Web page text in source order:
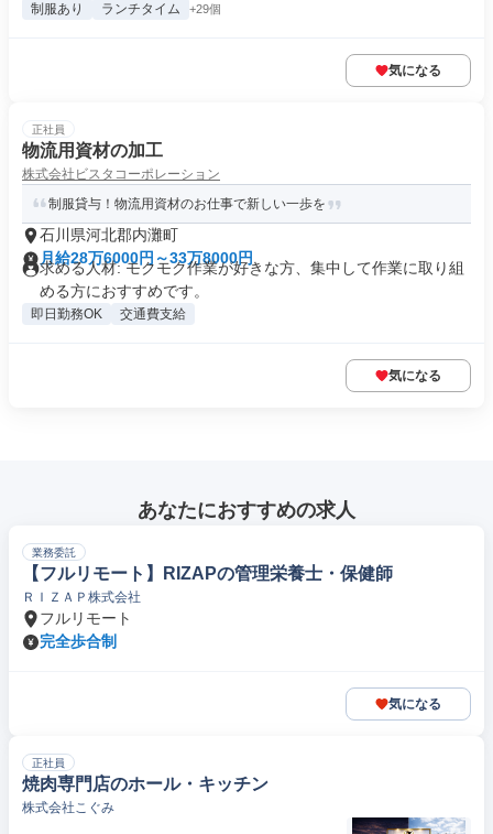
制服あり ランチタイム +29個
気になる
正社員
物流用資材の加工
株式会社ビスタコーポレーション
制服貸与！物流用資材のお仕事で新しい一歩を
石川県河北郡内灘町
月給28万6000円～33万8000円
求める人材: モクモク作業が好きな方、集中して作業に取り組
める方におすすめです。
即日勤務OK 交通費支給
気になる
あなたにおすすめの求人
業務委託
【フルリモート】RIZAPの管理栄養士・保健師
ＲＩＺＡＰ株式会社
フルリモート
完全歩合制
気になる
正社員
焼肉専門店のホール・キッチン
株式会社こぐみ